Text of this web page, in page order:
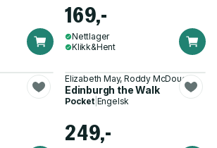
169,-
Nettlager
Klikk&Hent
Elizabeth May, Roddy McDougall
Edinburgh the Walk
Pocket| Engelsk
249,-